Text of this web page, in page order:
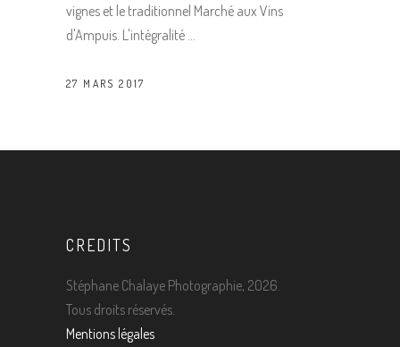
vignes et le traditionnel Marché aux Vins
d'Ampuis. L'intégralité
27 MARS 2017
CREDITS
Stéphane Chalaye Photographie, 2026.
Tous droits réservés.
Mentions légales